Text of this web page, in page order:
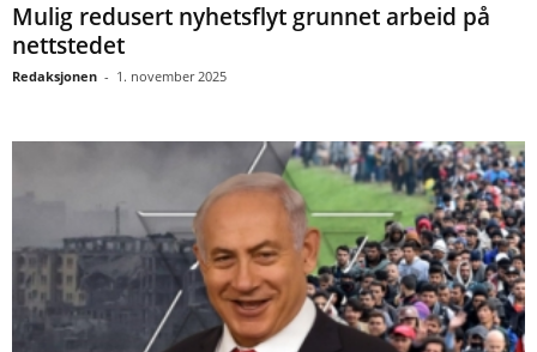
Mulig redusert nyhetsflyt grunnet arbeid på
nettstedet
Redaksjonen - 1. november 2025